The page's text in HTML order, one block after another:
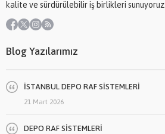
kalite ve sürdürülebilir iş birlikleri sunuyoruz.
Blog Yazılarımız
İSTANBUL DEPO RAF SİSTEMLERİ
21 Mart 2026
DEPO RAF SİSTEMLERİ